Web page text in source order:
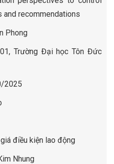
and recommendations
Phong
Trường Đại học Tôn Đức
2025
điều kiện lao động
Nhung